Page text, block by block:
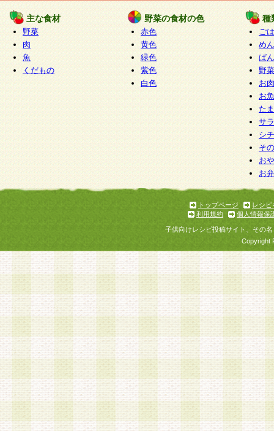
主な食材
野菜
肉
魚
くだもの
野菜の食材の色
赤色
黄色
緑色
紫色
白色
種
ご
めん
ぱん
野
お
お
た
サ
シ
そ
お
お
トップページ
レシピ
利用規約
個人情報保
子供向けレシピ投稿サイト、その
Copyright